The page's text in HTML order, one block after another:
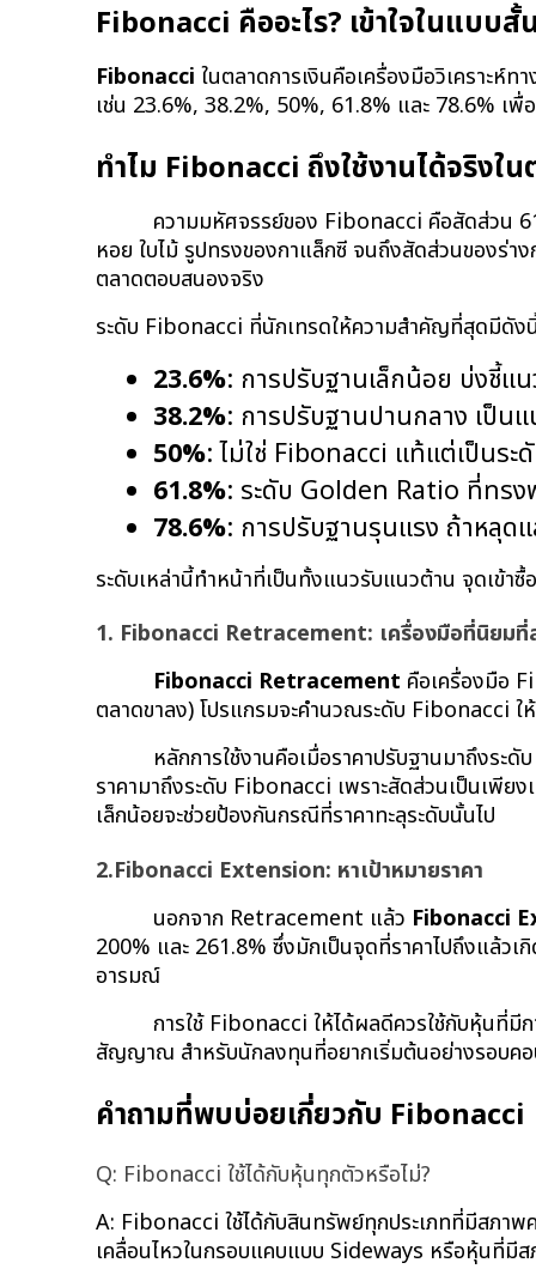
Fibonacci คืออะไร? เข้าใจในแบบ
Fibonacci ในตลาดการเงินคือเครื่องมือวิเคราะ
เช่น 23.6%, 38.2%, 50%, 61.8% และ 78.6% เ
ทำไม Fibonacci ถึงใช้งานได้จริงใ
ความมหัศจรรย์ของ Fibonacci คือสัดส่วน
หอย ใบไม้ รูปทรงของกาแล็กซี จนถึงสัดส่วนของร่า
ตลาดตอบสนองจริง
ระดับ Fibonacci ที่นักเทรดให้ความสำคัญที่สุดมีดัง
23.6%: การปรับฐานเล็กน้อย บ่งชี้แ
38.2%: การปรับฐานปานกลาง เป็น
50%: ไม่ใช่ Fibonacci แท้แต่เป็นร
61.8%: ระดับ Golden Ratio ที่ทร
78.6%: การปรับฐานรุนแรง ถ้าหลุด
ระดับเหล่านี้ทำหน้าที่เป็นทั้งแนวรับแนวต้าน จุดเข้า
1. Fibonacci Retracement: เครื่องมือที่นิยมที่
Fibonacci Retracement คือเครื่องมือ
ตลาดขาลง) โปรแกรมจะคำนวณระดับ Fibonacci
หลักการใช้งานคือเมื่อราคาปรับฐานมาถึงร
ราคามาถึงระดับ Fibonacci เพราะสัดส่วนเป็นเพีย
เล็กน้อยจะช่วยป้องกันกรณีที่ราคาทะลุระดับนั้นไป
2.Fibonacci Extension: หาเป้าหมายราคา
นอกจาก Retracement แล้ว Fibonacci
200% และ 261.8% ซึ่งมักเป็นจุดที่ราคาไปถึงแล้ว
อารมณ์
การใช้ Fibonacci ให้ได้ผลดีควรใช้กับหุ้นที่มี
สัญญาณ สำหรับนักลงทุนที่อยากเริ่มต้นอย่างรอบคอ
คำถามที่พบบ่อยเกี่ยวกับ Fibonacci
Q: Fibonacci ใช้ได้กับหุ้นทุกตัวหรือไม่?
A: Fibonacci ใช้ได้กับสินทรัพย์ทุกประเภทที่มีสภา
เคลื่อนไหวในกรอบแคบแบบ Sideways หรือหุ้นที่